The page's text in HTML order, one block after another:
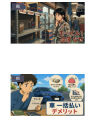
車
車